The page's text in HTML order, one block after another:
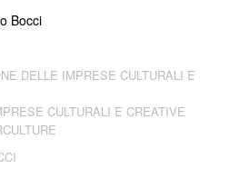
Bocci
DELLE IMPRESE CULTURALI E
CULTURALI E CREATIVE